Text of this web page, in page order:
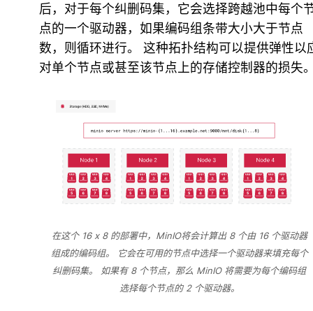
后，对于每个纠删码集，它会选择跨越池中每个
点的一个驱动器，如果编码组条带大小大于节点
数，则循环进行。 这种拓扑结构可以提供弹性以
对单个节点或甚至该节点上的存储控制器的损失
在这个 16 x 8 的部署中，MinIO将会计算出 8 个由 16 个驱动器
组成的编码组。 它会在可用的节点中选择一个驱动器来填充每个
纠删码集。 如果有 8 个节点，那么 MinIO 将需要为每个编码组
选择每个节点的 2 个驱动器。